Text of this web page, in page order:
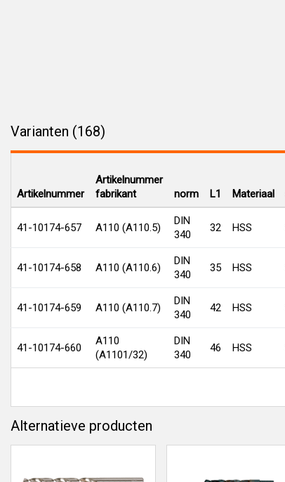
Varianten (168)
Artikelnummer
Artikelnummer
fabrikant
norm L1 Materiaal
41-10174-657 A110 (A110.5)
DIN
340
32 HSS
41-10174-658 A110 (A110.6)
DIN
340
35 HSS
41-10174-659 A110 (A110.7)
DIN
340
42 HSS
41-10174-660
A110
(A1101/32)
DIN
340
46 HSS
Alternatieve producten